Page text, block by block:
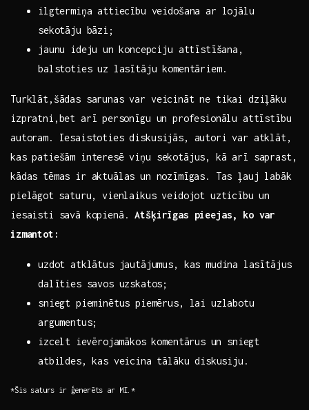
ilgtermiņa attiecību veidošana ar lojālu
sekotāju bāzi;
jaunu ideju⁣ un koncepciju attīstīšana,
balstoties uz ‍lasītāju ‍komentāriem.
Turklāt,šādas sarunas var veicināt ne tikai dziļāku
izpratni,bet ‌arī⁣ personīgu un profesionālu attīstību
autoram. Iesaistoties diskusijās, autori var atklāt,
kas patiešām ‍interesē viņu sekotājus, kā arī ‍saprast,
kādas tēmas ir aktuālas ⁢un nozīmīgas. Tas ļauj labāk
pielāgot⁤ saturu, vienlaikus veidojot uzticību ‌un
iesaisti savā kopienā.Atšķirīgas​ pieejas, ko​ var
izmantot:
uzdot atklātus jautājumus,‌ kas​ mudina⁢ lasītājus
dalīties savos uzskatos;
sniegt pieminētus‍ piemērus,​ lai uzlabotu
argumentus;
izcelt⁢ ievērojamākos komentārus ⁣un sniegt
atbildes, kas veicina tālāku ⁤diskusiju.
*Šis ‍saturs ir ģenerēts ​ar MI.*